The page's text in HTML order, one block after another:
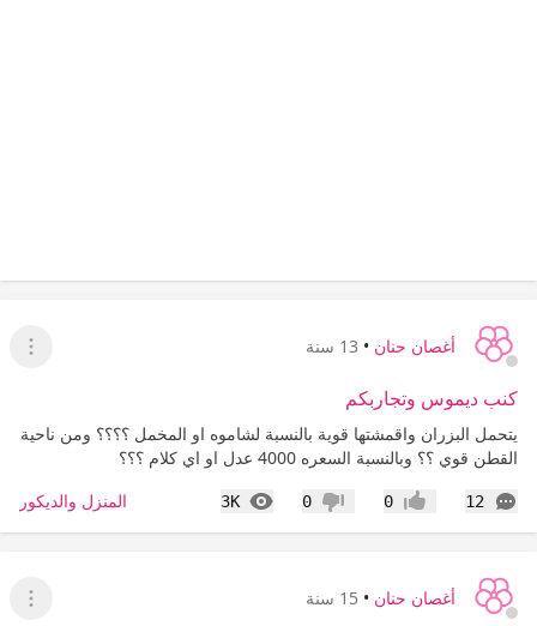
أغصان حنان • 13 سنة
عرض
كنب ديموس وتجاربكم
يتحمل البزران واقمشتها قوية بالنسبة لشاموه او المخمل ؟؟؟؟ ومن ناحية
القطن قوي ؟؟ وبالنسبة السعره 4000 عدل او اي كلام ؟؟؟
12
التعليقات إعجاب0 عدم إعجاب
0
3K
المشاهدات المنزل والديكور
أغصان حنان • 15 سنة عرض